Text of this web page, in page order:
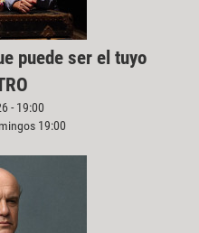
puede ser el tuyo
- 19:00
19:00